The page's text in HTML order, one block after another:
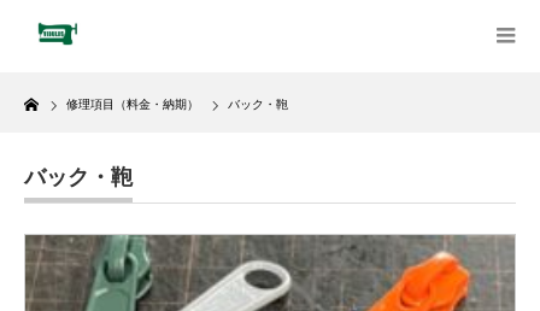
Home
修理項目（料金・納期） バック・鞄
バック・鞄